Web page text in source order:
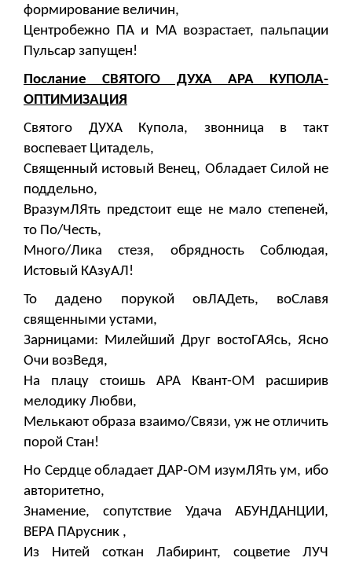
формирование величин,
Центробежно ПА и МА возрастает, пальпации
Пульсар запущен!
Послание СВЯТОГО ДУХА АРА КУПОЛА-
ОПТИМИЗАЦИЯ
Святого ДУХА Купола, звонница в такт
воспевает Цитадель,
Священный истовый Венец, Обладает Силой не
поддельно,
ВразумЛЯть предстоит еще не мало степеней,
то По/Честь,
Много/Лика стезя, обрядность Соблюдая,
Истовый КАзуАЛ!
То дадено порукой овЛАДеть, воСлавя
священными устами,
Зарницами: Милейший Друг востоГАЯсь, Ясно
Очи возВедя,
На плацу стоишь АРА Квант-ОМ расширив
мелодику Любви,
Мелькают образа взаимо/Связи, уж не отличить
порой Стан!
Но Сердце обладает ДАР-ОМ изумЛЯть ум, ибо
авторитетно,
Знамение, сопутствие Удача АБУНДАНЦИИ,
ВЕРА ПАрусник ,
Из Нитей соткан Лабиринт, соцветие ЛУЧ